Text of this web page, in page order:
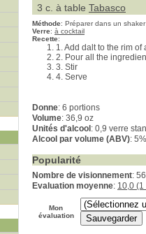
3 c. à table Tabasco
Méthode: Préparer dans un shaker
Verre: à cocktail
Recette:
1. Add dalt to the rim
2. Pour all the
3. Stir
4. Serve
Donne: 6 portions
Volume: 36,9 oz
Unités d'alcool : 0,9 verre
Alcool par volume (ABV): 5%
Popularité
Nombre de visionnement:
Evaluation moyenne: 10,0
Mon
évaluation